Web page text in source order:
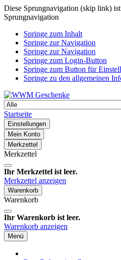
Diese Sprungnavigation (skip link)
Sprungnavigation
Springe zum Inhalt
Springe zur Navigation
Springe zur Navigation
Springe zum Login-Button
Springe zum Button für
Springe zu den allgemeinen
Startseite
Einstellungen
Mein Konto
Merkzettel
Merkzettel
Ihr Merkzettel ist leer.
Merkzettel anzeigen
Warenkorb
Warenkorb
Ihr Warenkorb ist leer.
Warenkorb anzeigen
Menü